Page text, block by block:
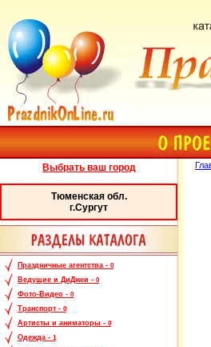
Выбрать ваш город
Тюменская обл.
г.Сургут
Праздничные агентства - 0
Ведущие и ДиДжеи - 0
Фото-Видео - 0
Транспорт - 0
Артисты и аниматоры - 0
Одежда - 1